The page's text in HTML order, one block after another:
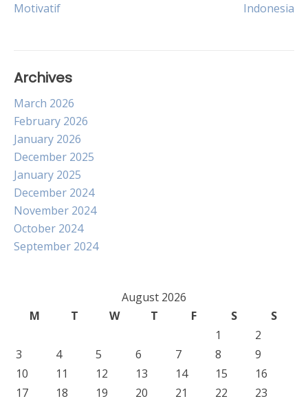
navigation
Motivatif
Indonesia
Archives
March 2026
February 2026
January 2026
December 2025
January 2025
December 2024
November 2024
October 2024
September 2024
August 2026
M
T W T F S
S
1
2
3
4 5 6 7 8
9
10
11 12 13 14 15
16
17
18 19 20 21 22
23